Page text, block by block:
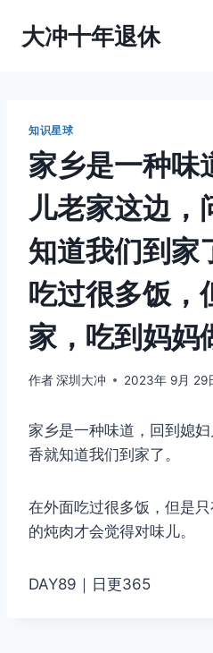
大冲十年退休
知识星球
家乡是一种味
儿老家这边，
知道我们到家
吃过很多饭，
家，吃到妈妈
作者深圳大冲 2023年 9月 29
家乡是一种味道，回到媳
香就知道我们到家了。
在外面吃过很多饭，但是
的炖肉才会觉得对味儿。
DAY89｜日更365